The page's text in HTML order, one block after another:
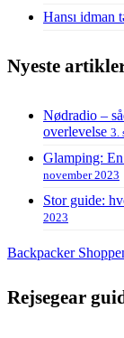
Hansı idman
Nyeste
Nødradio –
overlevelse 3.
Glamping:
november 2023
Stor guide:
2023
Backpacker
Rejsegear